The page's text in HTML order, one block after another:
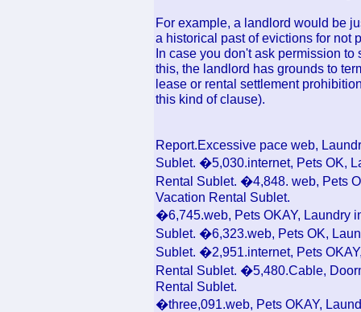
For example, a landlord would be
a historical past of evictions for not
In case you don't ask permission
this, the landlord has grounds to
lease or rental settlement
this kind of clause).
Report.Excessive pace web,
Sublet. �5,030.internet, Pets OK,
Rental Sublet. �4,848. web, Pets
Vacation Rental Sublet.
�6,745.web, Pets OKAY, Laundry
Sublet. �6,323.web, Pets OK,
Sublet. �2,951.internet, Pets
Rental Sublet. �5,480.Cable,
Rental Sublet.
�three,091.web, Pets OKAY,